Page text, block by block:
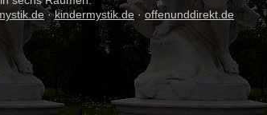
·kindermystik.de · offenunddirekt.de